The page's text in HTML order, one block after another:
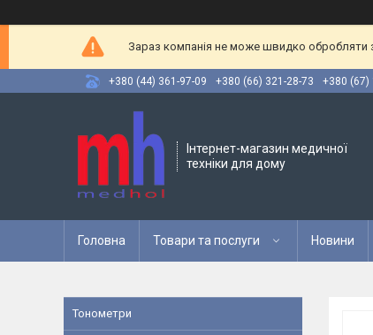
Зараз компанія не може швидко обробляти
+380 (44) 361-97-09 +380 (66) 321-28-73 +380 (67)
Інтернет-магазин медичної
техніки для дому
Головна Товари та послуги Новини
Тонометри